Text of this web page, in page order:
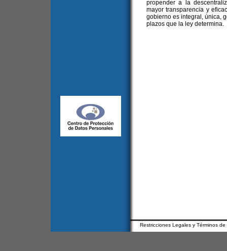
propender a la
mayor transparencia y
gobierno es integral, única,
plazos que la ley determina.
Restricciones Legales y Términos de